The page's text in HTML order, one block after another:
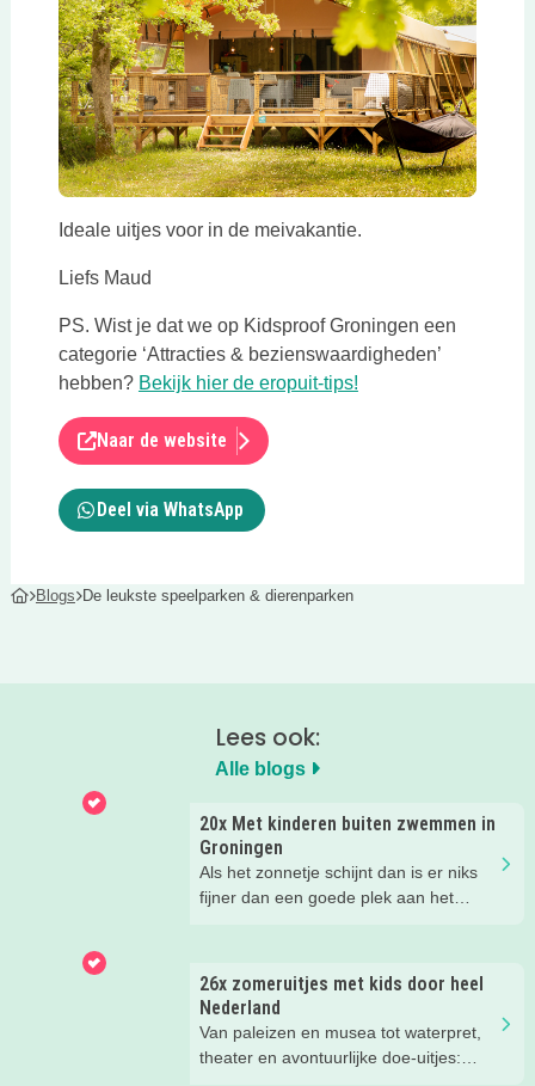
Ideale uitjes voor in de meivakantie.
Liefs Maud
PS. Wist je dat we op Kidsproof Groningen een
categorie ‘Attracties & bezienswaardigheden’
hebben? Bekijk hier de eropuit-tips!Deze link opent in
Naar de website
Deel via WhatsApp
Blogs De leukste speelparken & dierenparken
Lees ook:
Alle blogs
20x Met kinderen buiten zwemmen in
Groningen
Als het zonnetje schijnt dan is er niks
fijner dan een goede plek aan het
genoeg buiten te zwemmen in
Groningen. In dit blog vind je de 20
leukste plekken!
26x zomeruitjes met kids door heel
Nederland
Van paleizen en musea tot waterpret,
theater en avontuurlijke doe-uitjes: